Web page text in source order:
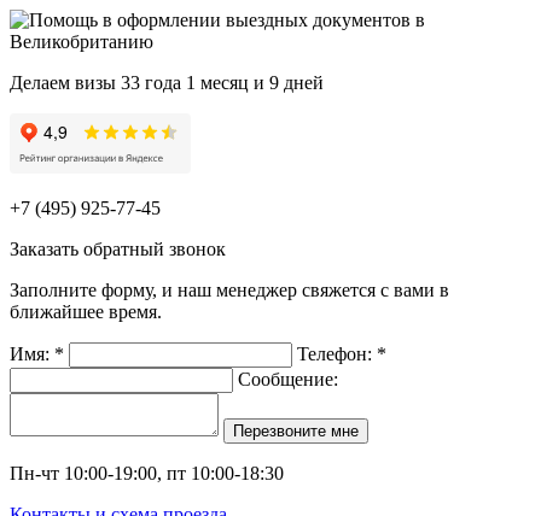
Делаем визы 33 года 1 месяц и 9 дней
+7 (495) 925-77-45
Заказать обратный звонок
Заполните форму, и наш менеджер свяжется с вами в
ближайшее время.
Имя: * Телефон: *
Сообщение:
Пн-чт 10:00-19:00, пт 10:00-18:30